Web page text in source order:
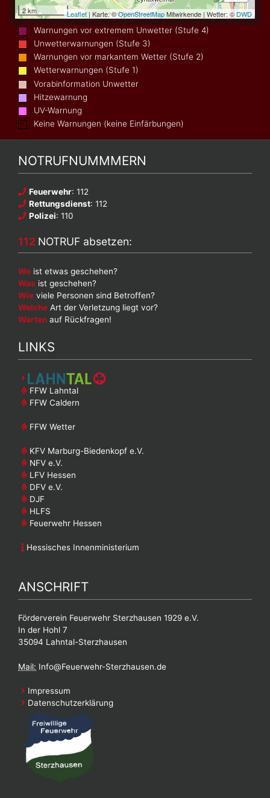
Warnungen vor extremem Unwetter (Stufe 4)
Unwetterwarnungen (Stufe 3)
Warnungen vor markantem Wetter (Stufe 2)
Wetterwarnungen (Stufe 1)
Vorabinformation Unwetter
Hitzewarnung
UV-Warnung
Keine Warnungen (keine Einfärbungen)
NOTRUFNUMMMERN
Feuerwehr: 112
Rettungsdienst: 112
Polizei: 110
112 NOTRUF absetzen:
Wo ist etwas geschehen?
Was ist geschehen?
Wie viele Personen sind Betroffen?
Welche Art der Verletzung liegt vor?
Warten auf Rückfragen!
LINKS
FFW Lahntal
FFW Caldern
FFW Wetter
KFV Marburg-Biedenkopf e.V.
NFV e.V.
LFV Hessen
DFV e.V.
DJF
HLFS
Feuerwehr Hessen
Hessisches Innenministerium
ANSCHRIFT
Förderverein Feuerwehr Sterzhausen 1929 e.V.
In der Hohl 7
35094 Lahntal-Sterzhausen
Mail: Info@Feuerwehr-Sterzhausen.de
Impressum
Datenschutzerklärung